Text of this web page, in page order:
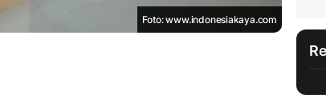
Foto: www.indonesiakaya.com